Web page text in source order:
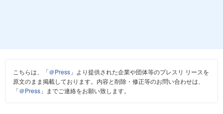
こちらは、「＠Press 」より提供された企業や団体等のプレスリ リースを
原文のまま掲載しております。内容と削除・修正等のお問い合わせは、
「＠Press 」までご連絡をお願い致します。